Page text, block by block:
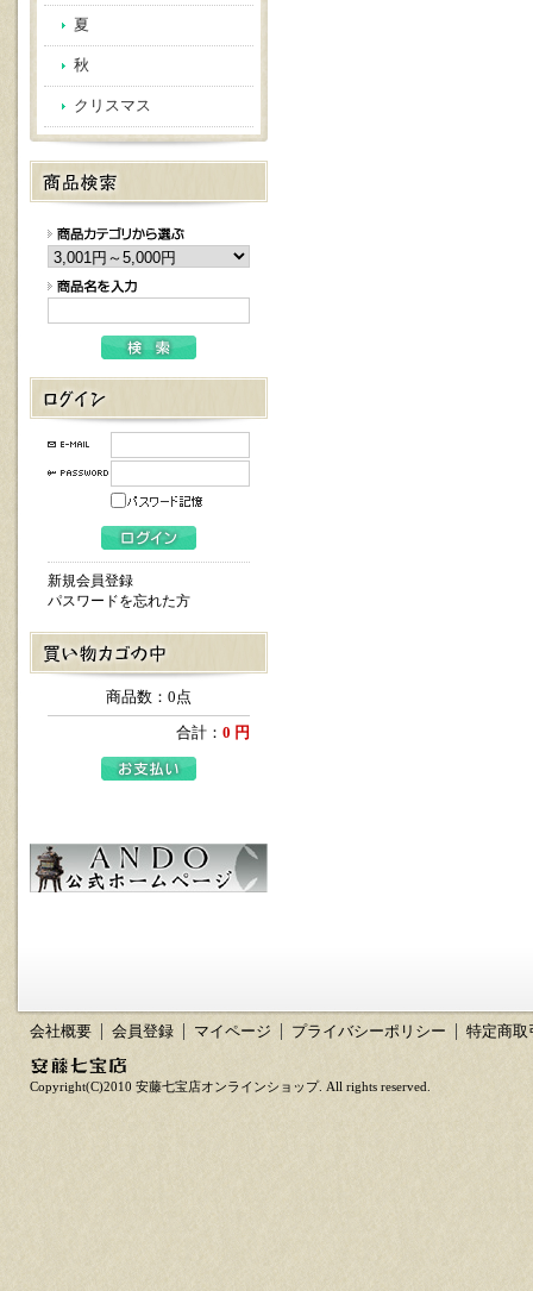
夏
秋
クリスマス
新規会員登録
パスワードを忘れた方
商品数：0点
合計： 0 円
会社概要 会員登録 マイページ プライバシーポリシー 特定商取
Copyright(C)2010 安藤七宝店オンラインショップ. All rights reserved.